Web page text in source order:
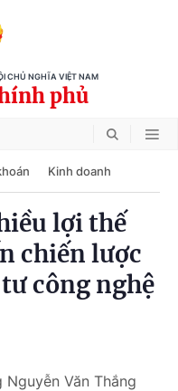
CHỦ NGHĨA VIỆT NAM
phủ
Kinh doanh
lợi thế
chiến lược
công nghệ
Văn Thắng